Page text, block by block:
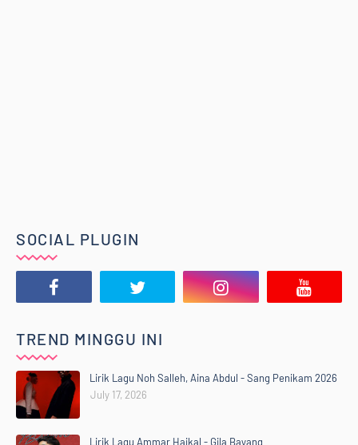
SOCIAL PLUGIN
TREND MINGGU INI
Lirik Lagu Noh Salleh, Aina Abdul - Sang Penikam 2026
July 17, 2026
Lirik Lagu Ammar Haikal - Gila Bayang